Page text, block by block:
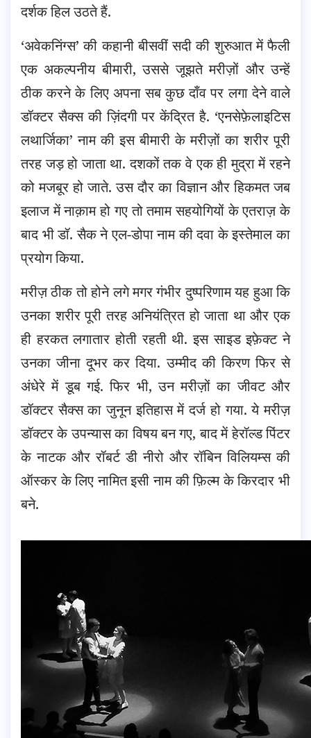
दर्शक हिल उठते हैं.
‘अवेकनिंग्स’ की कहानी बीसवीं सदी की शुरुआत में फैली
एक अकल्पनीय बीमारी, उससे जूझते मरीज़ों और उन्हें
ठीक करने के लिए अपना सब कुछ दाँव पर लगा देने वाले
डॉक्टर सैक्स की ज़िंदगी पर केंद्रित है. ‘एनसेफ़ेलाइटिस
लथार्जिका’ नाम की इस बीमारी के मरीज़ों का शरीर पूरी
तरह जड़ हो जाता था. दशकों तक वे एक ही मुद्रा में रहने
को मजबूर हो जाते. उस दौर का विज्ञान और हिकमत जब
इलाज में नाक़ाम हो गए तो तमाम सहयोगियों के एतराज़ के
बाद भी डॉ. सैक ने एल-डोपा नाम की दवा के इस्तेमाल का
प्रयोग किया.
मरीज़ ठीक तो होने लगे मगर गंभीर दुष्परिणाम यह हुआ कि
उनका शरीर पूरी तरह अनियंत्रित हो जाता था और एक
ही हरकत लगातार होती रहती थी. इस साइड इफ़ेक्ट ने
उनका जीना दूभर कर दिया. उम्मीद की किरण फिर से
अंधेरे में डूब गई. फिर भी, उन मरीज़ों का जीवट और
डॉक्टर सैक्स का जुनून इतिहास में दर्ज हो गया. ये मरीज़
डॉक्टर के उपन्यास का विषय बन गए, बाद में हेरॉल्ड पिंटर
के नाटक और रॉबर्ट डी नीरो और रॉबिन विलियम्स की
ऑस्कर के लिए नामित इसी नाम की फ़िल्म के किरदार भी
बने.